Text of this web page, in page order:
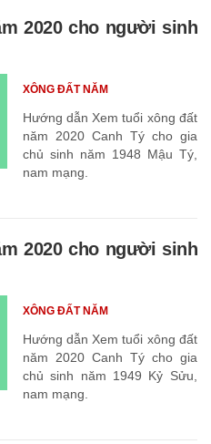
2020 cho người sinh
Hướng dẫn Xem tuổi xông đất
năm 2020 Canh Tý cho gia
chủ sinh năm 1948 Mậu Tý,
nam mạng.
XÔNG ĐẤT NĂM
2020 cho người sinh
Hướng dẫn Xem tuổi xông đất
năm 2020 Canh Tý cho gia
chủ sinh năm 1949 Kỷ Sửu,
nam mạng.
XÔNG ĐẤT NĂM